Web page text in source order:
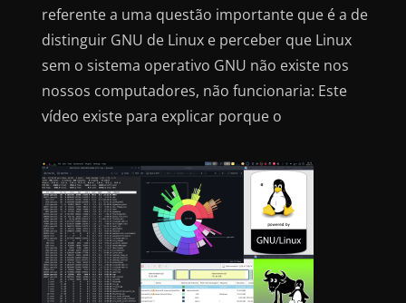
referente a uma questão importante que é a de
distinguir GNU de Linux e perceber que Linux
sem o sistema operativo GNU não existe nos
nossos computadores, não funcionaria: Este
vídeo existe para explicar porque o